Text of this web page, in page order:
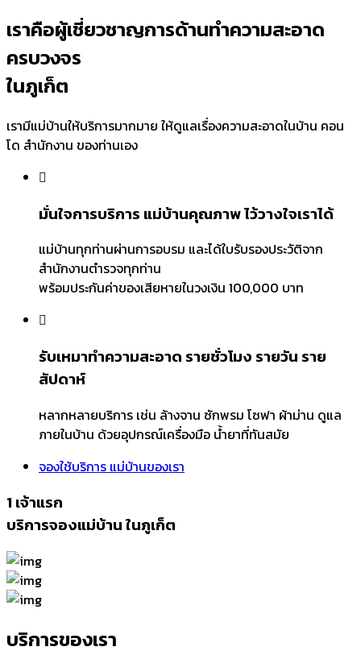
เราคือผู้เชี่ยวชาญการด้านทำความสะอาด
ครบวงจร
ในภูเก็ต
เรามีแม่บ้านให้บริการมากมาย ให้ดูแลเรื่องความสะอาดในบ้าน คอน
โด สำนักงาน ของท่านเอง
มั่นใจการบริการ แม่บ้านคุณภาพ ไว้วางใจเราได้
แม่บ้านทุกท่านผ่านการอบรม และได้ใบรับรองประวัติจาก
สำนักงานตำรวจทุกท่าน
พร้อมประกันค่าของเสียหายในวงเงิน 100,000 บาท
รับเหมาทำความสะอาด รายชั่วโมง รายวัน ราย
สัปดาห์
หลากหลายบริการ เช่น ล้างจาน ซักพรม โซฟา ผ้าม่าน ดูแล
ภายในบ้าน ด้วยอุปกรณ์เครื่องมือ น้ำยาที่ทันสมัย
จองใช้บริการ แม่บ้านของเรา
1 เจ้าแรก
บริการจองแม่บ้าน ในภูเก็ต
บริการของเรา